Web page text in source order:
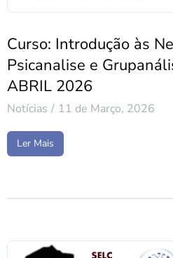
Curso: Introdução às
Psicanalise e
ABRIL 2026
Notícias 11 de Março, 2026
Ler Mais